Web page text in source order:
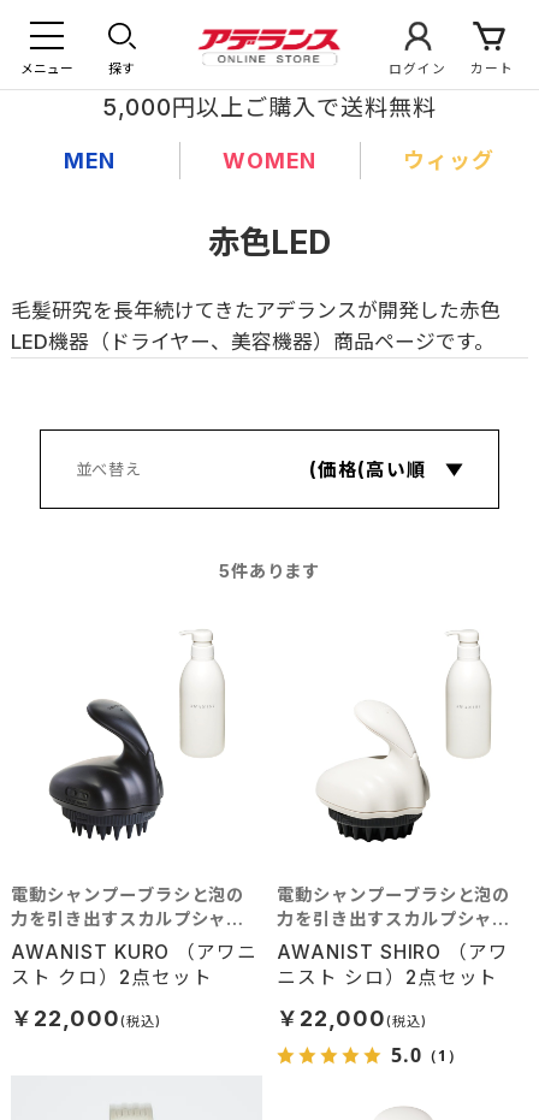
メニュー 探す ログイン カート
5,000円以上ご購入で送料無料
MEN WOMEN ウィッグ
赤色LED
毛髪研究を長年続けてきたアデランスが開発した赤色
LED機器（ドライヤー、美容機器）商品ページです。
5件あります
AWANIST KURO （アワニ
スト クロ）2点セット
電動シャンプーブラシと泡の
力を引き出すスカルプシャン
プー
￥22,000
AWANIST SHIRO （アワ
ニスト シロ）2点セット
電動シャンプーブラシと泡の
力を引き出すスカルプシャン
プー
￥22,000
5.0 （1）